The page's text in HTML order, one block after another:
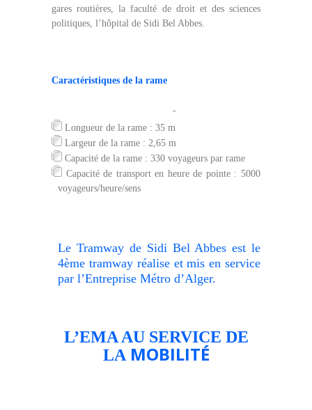
gares routières, la faculté de droit et des sciences
politiques, l’hôpital de Sidi Bel Abbes.
Caractéristiques de la rame
Longueur de la rame : 35 m
Largeur de la rame : 2,65 m
Capacité de la rame : 330 voyageurs par rame
Capacité de transport en heure de pointe : 5000
voyageurs/heure/sens
Le Tramway de Sidi Bel Abbes est le
4ème tramway réalise et mis en service
par l’Entreprise Métro d’Alger.
L’EMA AU SERVICE DE
LA MOBILITÉ